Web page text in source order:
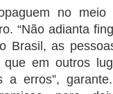
no meio
“Não adianta
Brasil, as
em outros
a erros”,